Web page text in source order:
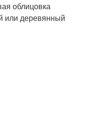
облицовка
или деревянный